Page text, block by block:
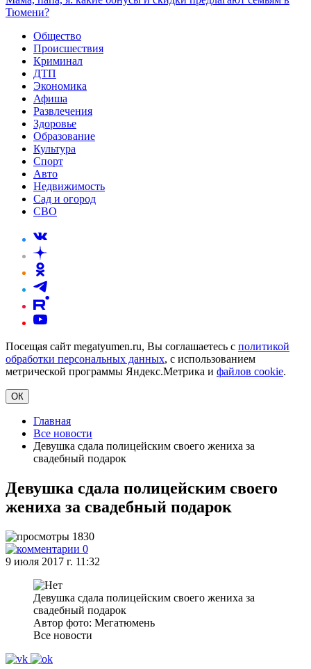
Тюмени?
Общество
Происшествия
Криминал
ДТП
Экономика
Афиша
Развлечения
Здоровье
Образование
Культура
Спорт
Авто
Недвижимость
Сад и огород
СВО
Посещая сайт megatyumen.ru, Вы соглашаетесь с политикой
обработки персональных данных, с использованием
метрической программы Яндекс.Метрика и файлов cookie.
ОК
Главная
Все новости
Девушка сдала полицейским своего жениха за
свадебный подарок
Девушка сдала полицейским своего
жениха за свадебный подарок
1830
0
9 июля 2017 г. 11:32
Девушка сдала полицейским своего жениха за
свадебный подарок
Автор фото: Мегатюмень
Все новости